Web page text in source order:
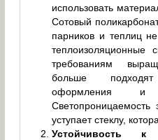
использовать
Сотовый
парников и теплиц
теплоизоляционные
требованиям
больше
оформления и
Светопроницаемость
уступает стеклу,
Устойчивость к